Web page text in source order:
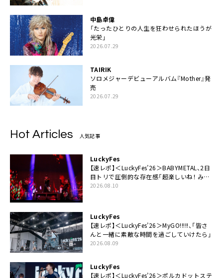
中島卓偉
「たったひとりの人生を狂わせられたほうが
光栄」
2026.07.29
TAIRIK
ソロメジャーデビューアルバム『Mother』発
売
2026.07.29
Hot Articles 人気記事
LuckyFes
【速レポ】＜LuckyFes’26＞BABYMETAL、2日
目トリで圧倒的な存在感「超楽しいね！ みん
なありがとう！」
2026.08.10
LuckyFes
【速レポ】＜LuckyFes’26＞MyGO!!!!!、「皆さ
んと一緒に素敵な時間を過ごしていけたら」
2026.08.09
LuckyFes
【速レポ】＜LuckyFes’26＞ポルカドットステ